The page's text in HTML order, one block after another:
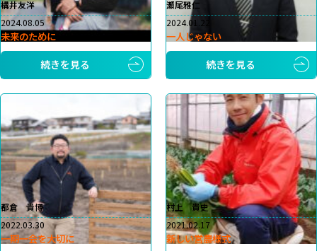
構井友洋
2024.08.05
未来のために
続きを見る
瀬尾雅仁
2024.01.22
一人じゃない
続きを見る
都倉 貴博
2022.03.30
一期一会を大切に
村上 貴史
2021.02.17
新しい営農様式